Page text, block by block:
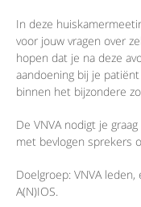
In deze
voor jouw vragen over
hopen dat je na deze
aandoening bij je
binnen het bijzondere
De VNVA nodigt je
met bevlogen sprekers
Doelgroep: VNVA
A(N)IOS.